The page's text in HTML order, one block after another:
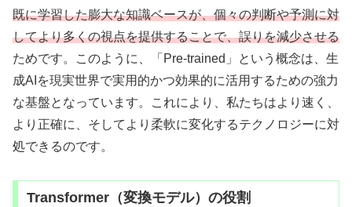
既に学習した膨大な知識ベースが、個々の判断や予測に対
してより多くの視点を提供することで、誤りを減少させる
ためです。このように、「Pre-trained」という概念は、生
成AIを現実世界で実用的かつ効果的に活用するための強力
な基盤となっています。これにより、私たちはより速く、
より正確に、そしてより柔軟に変化するテクノロジーに対
処できるのです。
Transformer（変換モデル）の役割